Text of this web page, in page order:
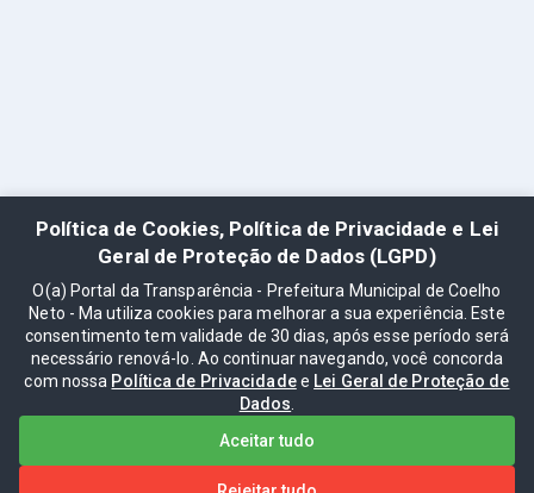
Política de Cookies, Política de Privacidade e Lei
Geral de Proteção de Dados (LGPD)
O(a) Portal da Transparência - Prefeitura Municipal de Coelho
Neto - Ma utiliza cookies para melhorar a sua experiência. Este
consentimento tem validade de 30 dias, após esse período será
necessário renová-lo. Ao continuar navegando, você concorda
com nossa Política de Privacidadee Lei Geral de Proteção de
Dados
Aceitar tudo